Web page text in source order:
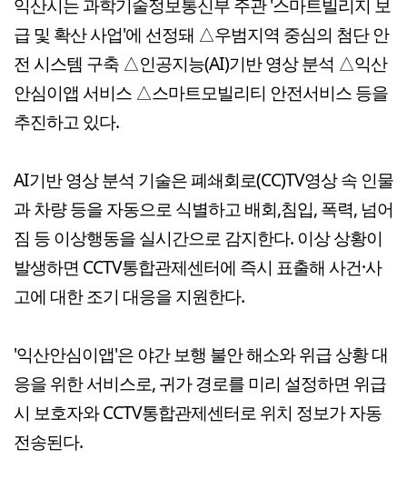
익산시는 과학기술정보통신부 주관 '스마트빌리지 보
급 및 확산 사업'에 선정돼 △우범지역 중심의 첨단 안
전 시스템 구축 △인공지능(AI)기반 영상 분석 △익산
안심이앱 서비스 △스마트모빌리티 안전서비스 등을
추진하고 있다.
AI기반 영상 분석 기술은 폐쇄회로(CC)TV영상 속 인물
과 차량 등을 자동으로 식별하고 배회,침입, 폭력, 넘어
짐 등 이상행동을 실시간으로 감지한다. 이상 상황이
발생하면 CCTV통합관제센터에 즉시 표출해 사건·사
고에 대한 조기 대응을 지원한다.
'익산안심이앱'은 야간 보행 불안 해소와 위급 상황 대
응을 위한 서비스로, 귀가 경로를 미리 설정하면 위급
시 보호자와 CCTV통합관제센터로 위치 정보가 자동
전송된다.